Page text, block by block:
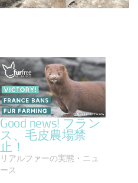
Good news! フラン
ス、毛皮農場禁
止！
リアルファーの実態・ニュ
ース